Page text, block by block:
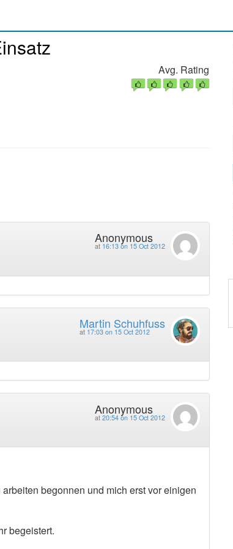
Avg. Rating
Anonymous
at 16:13 on 15 Oct 2012
Martin Schuhfuss
at 17:03 on 15 Oct 2012
Anonymous
at 20:54 on 15 Oct 2012
begonnen und mich erst vor einigen
begeistert.